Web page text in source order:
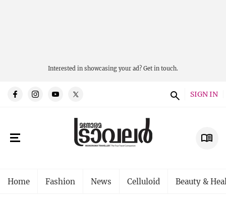
Interested in showcasing your ad? Get in touch.
SIGN IN
Home Fashion News Celluloid Beauty &